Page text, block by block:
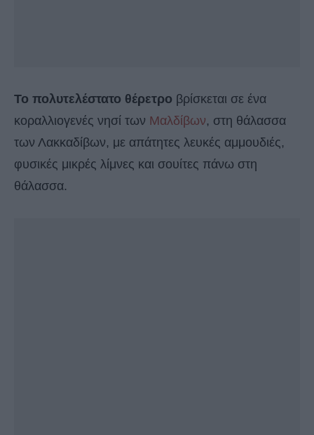
Το πολυτελέστατο θέρετρο βρίσκεται σε ένα
κοραλλιογενές νησί των Μαλδίβων, στη θάλασσα
των Λακκαδίβων, με απάτητες λευκές αμμουδιές,
φυσικές μικρές λίμνες και σουίτες πάνω στη
θάλασσα.